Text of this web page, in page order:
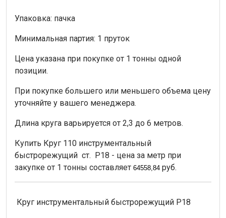
Упаковка: пачка
Минимальная партия: 1 пруток
Цена указана при покупке от 1 тонны одной
позиции.
При покупке большего или меньшего объема цену
уточняйте у вашего менеджера.
Длина круга варьируется от 2,3 до 6 метров.
Купить Круг 110 инструментальный
быстрорежущий ст. Р18 - цена за метр при
закупке от 1 тонны составляет 64558,84 руб.
Круг инструментальный быстрорежущий Р18